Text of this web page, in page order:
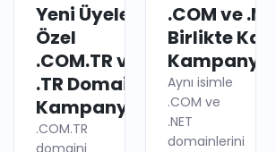
Yeni Üyelere
Özel
.COM.TR ve
.TR Domain
Kampanyası
DOMAIN
.COM.TR
domaini
.COM ve .NET
Birlikte Kayıt
Kampanyası
Aynı isimle
.COM ve
.NET
domainlerini